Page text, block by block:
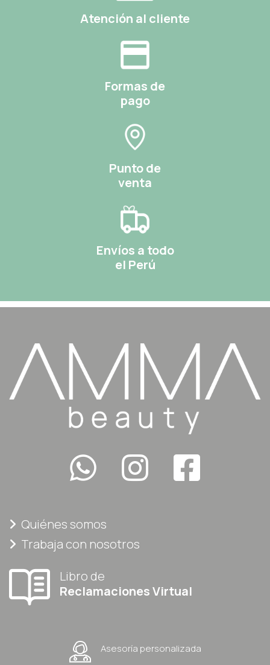
Atención al cliente
Formas de
pago
Punto de
venta
Envíos a todo
el Perú
Quiénes somos
Trabaja con nosotros
Libro de
Reclamaciones Virtual
Asesoría personalizada